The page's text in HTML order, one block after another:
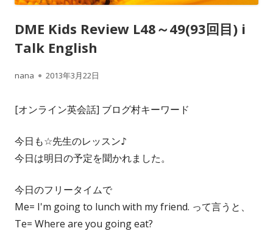
DME Kids Review L48～49(93回目) i
Talk English
作
者
nana
公
2013年3月22日
[オンライン英会話] ブログ村キーワード
今日も☆先生のレッスン♪
今日は明日の予定を聞かれました。
今日のフリータイムで
Me= I'm going to lunch with my friend. って言うと、
Te= Where are you going eat?